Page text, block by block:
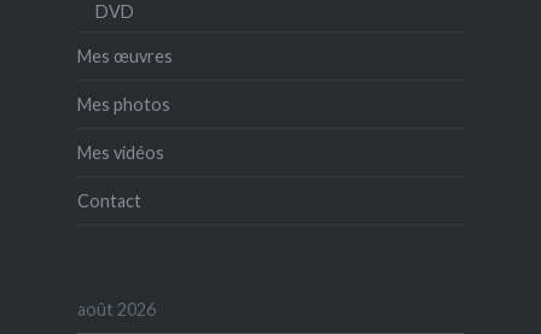
DVD
Mes œuvres
Mes photos
Mes vidéos
Contact
août 2026